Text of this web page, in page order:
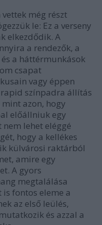
még részt
le: Ez a verseny
elkezdődik. A
a rendezők, a
és a háttérmunkások
csapat
vagy éppen
színpadra állítás
azon, hogy
előállniuk egy
lehet eléggé
hogy a kellékes
külvárosi raktárból
amire egy
A gyors
megtalálása
fontos eleme a
az első leülés,
és azzal a